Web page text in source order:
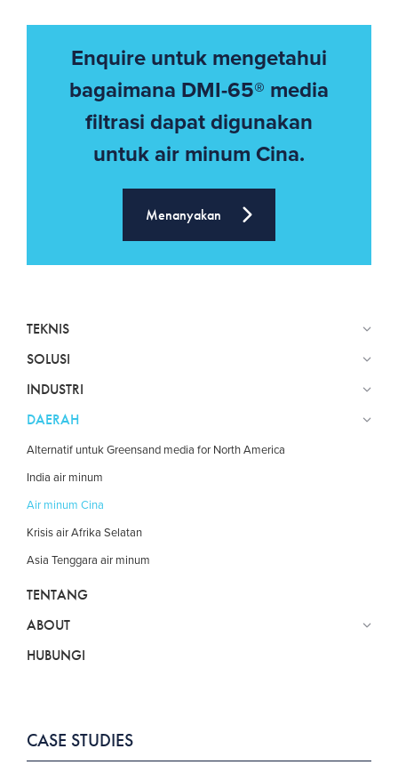
Enquire untuk mengetahui
bagaimana DMI-65® media
filtrasi dapat digunakan
untuk air minum Cina.
Menanyakan
TEKNIS
SOLUSI
INDUSTRI
DAERAH
Alternatif untuk Greensand media for North America
India air minum
Air minum Cina
Krisis air Afrika Selatan
Asia Tenggara air minum
TENTANG
ABOUT
HUBUNGI
CASE STUDIES